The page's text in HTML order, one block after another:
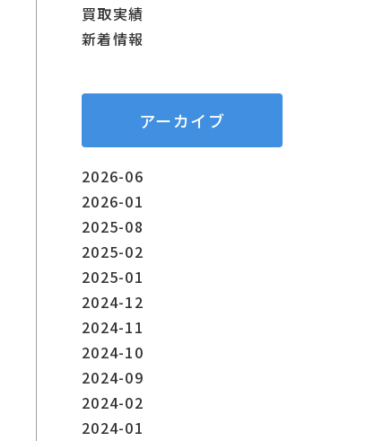
買取実績
新着情報
アーカイブ
2026-06
2026-01
2025-08
2025-02
2025-01
2024-12
2024-11
2024-10
2024-09
2024-02
2024-01